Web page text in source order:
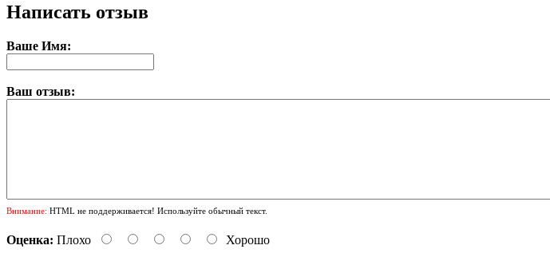
Написать отзыв
Ваше Имя:
Ваш отзыв:
Внимание: HTML не поддерживается! Используйте обычный текст.
Оценка: Плохо Хорошо